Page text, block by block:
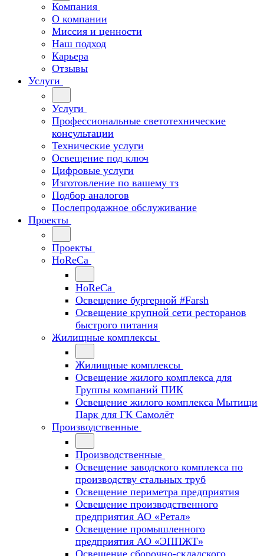
Компания
О компании
Миссия и ценности
Наш подход
Карьера
Отзывы
Услуги
Услуги
Профессиональные светотехнические
консультации
Технические услуги
Освещение под ключ
Цифровые услуги
Изготовление по вашему тз
Подбор аналогов
Послепродажное обслуживание
Проекты
Проекты
HoReCa
HoReCa
Освещение бургерной #Farsh
Освещение крупной сети ресторанов
быстрого питания
Жилищные комплексы
Жилищные комплексы
Освещение жилого комплекса для
Группы компаний ПИК
Освещение жилого комплекса Мытищи
Парк для ГК Самолёт
Производственные
Производственные
Освещение заводского комплекса по
производству стальных труб
Освещение периметра предприятия
Освещение производственного
предприятия АО «Ретал»
Освещение промышленного
предприятия АО «ЭППЖТ»
Освещение сборочно-складского